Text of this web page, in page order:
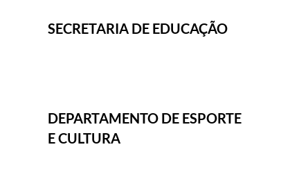
SECRETARIA DE EDUCAÇÃO
DEPARTAMENTO DE ESPORTE
E CULTURA